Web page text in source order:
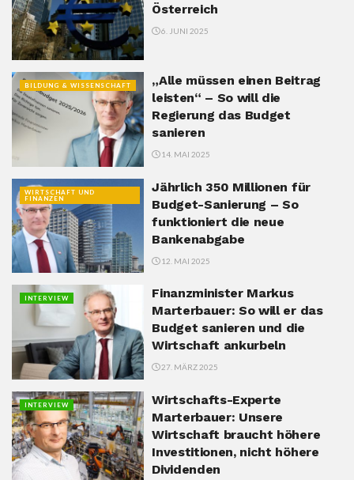
Österreich
6. JUNI 2025
BILDUNG & WISSENSCHAFT
„Alle müssen einen Beitrag
leisten“ – So will die
Regierung das Budget
sanieren
14. MAI 2025
WIRTSCHAFT UND
FINANZEN
Jährlich 350 Millionen für
Budget-Sanierung – So
funktioniert die neue
Bankenabgabe
12. MAI 2025
INTERVIEW
Finanzminister Markus
Marterbauer: So will er das
Budget sanieren und die
Wirtschaft ankurbeln
27. MÄRZ 2025
INTERVIEW
Wirtschafts-Experte
Marterbauer: Unsere
Wirtschaft braucht höhere
Investitionen, nicht höhere
Dividenden